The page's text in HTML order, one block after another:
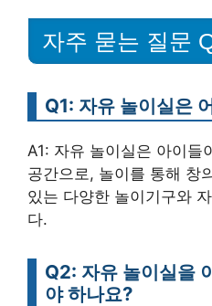
자주 묻는 질문
Q1: 자유 놀이실은
A1: 자유 놀이실은 아이들
공간으로, 놀이를 통해 창
있는 다양한 놀이기구와
다.
Q2: 자유 놀이실을
야 하나요?